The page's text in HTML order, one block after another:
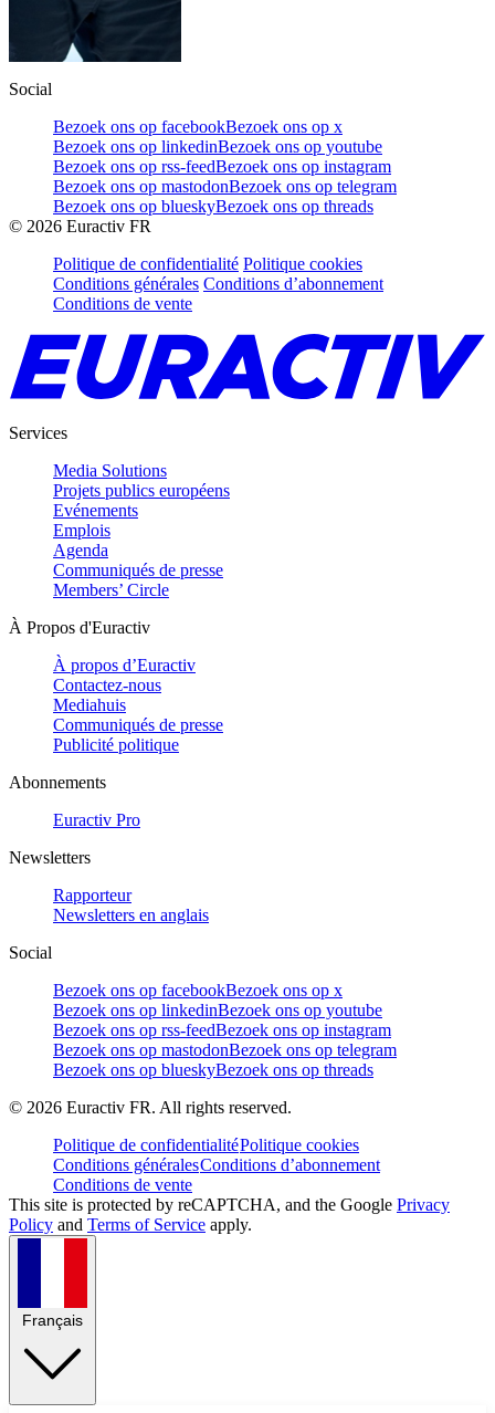
Social
Bezoek ons op facebookBezoek ons op x
Bezoek ons op linkedinBezoek ons op youtube
Bezoek ons op rss-feedBezoek ons op instagram
Bezoek ons op mastodonBezoek ons op telegram
Bezoek ons op blueskyBezoek ons op threads
© 2026 Euractiv FR
Politique de confidentialité Politique cookies
Conditions générales Conditions d’abonnement
Conditions de vente
Services
Media Solutions
Projets publics européens
Evénements
Emplois
Agenda
Communiqués de presse
Members’ Circle
À Propos d'Euractiv
À propos d’Euractiv
Contactez-nous
Mediahuis
Communiqués de presse
Publicité politique
Abonnements
Euractiv Pro
Newsletters
Rapporteur
Newsletters en anglais
Social
Bezoek ons op facebookBezoek ons op x
Bezoek ons op linkedinBezoek ons op youtube
Bezoek ons op rss-feedBezoek ons op instagram
Bezoek ons op mastodonBezoek ons op telegram
Bezoek ons op blueskyBezoek ons op threads
© 2026 Euractiv FR. All rights reserved.
Politique de confidentialitéPolitique cookies
Conditions généralesConditions d’abonnement
Conditions de vente
This site is protected by reCAPTCHA, and the Google Privacy
Policy and Terms of Service apply.
Français